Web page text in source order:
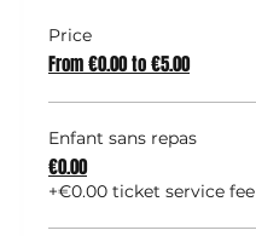
Price
From €0.00 to €5.00
Enfant sans repas
€0.00
+€0.00 ticket service fee